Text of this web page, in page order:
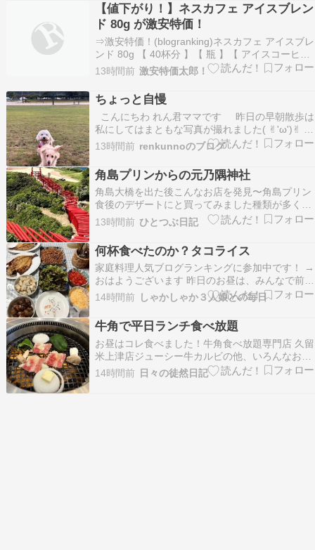
価格）定期便で追加…
【値下がり！】ネスカフェ アイスブレン
ド 80g が激安特価！
⇒激安特価！(blogranking)ネスカフェ アイスブレ
ンド 80g 【 40杯分 】【 瓶 】【 アイスコーヒー
】【 ブラックコーヒー 】【 インスタント 】が激
安特価！872円！（記事作成時点の価格）定期便
で追加割引！※タイトルの価格は定期便おトク便
で購入時の価格です。…
13時間前 激安特価太郎！
ちょっと自慢
こんにちわ れん君ママです 昨日の早朝散歩は
私にしてはまともな写真が撮れました( ✌︎'ω')✌︎
フタリとも良い顔してるでしょう 暗すぎなかっ
ただけ、とも言えますがσ^_^; 本当はぐちゃぐ
ちゃで何が何だかわからない写真が 恐ろしく沢山
ありますが そ…
13時間前 renkunnoのブログ
角島プリンからの元乃隅神社
角島大橋を出た後こんなお店を発見〜角島プリン
食後のデザートにと買ってみました種類が多くち
ょっと迷ったけどそういう場合はたいていおスス
メって書いてあるのを選んじゃう私はアイスコー
ヒーも買いました滑らかなプリンで美味しかった
そしてその後向かったのはこちらも山口県の名所
である「元乃隅…
13時間前 ひとつぶ日記
何杯食べたのか？タコライス
家庭料理人気ブログランキングに参加中です！ →
おはようございます 昨日のお昼は、みんなで前日
のカレーライスをいただきました あまりにバタバ
タで、画像はありません で、おやつは電子レンジ
で作るポップコーンを… 大人は、アイスコーヒー
の用意をしました！ 夕飯は、タコライスと決めて
い…
14時間前 しゃかしゃか３人娘との毎日
牛角で平日ランチ食べ放題
お昼はコレ食べました！牛角食べ放題専門店 久留
米上津店ジューシー牛カルビの他、いろんなお肉
が食べ放題。牛角で平日ランチ食べ放題まだまだ
時間はあるぞ。追加注文だー。大好きなエリンギ
14時間前 日々の徒然日記